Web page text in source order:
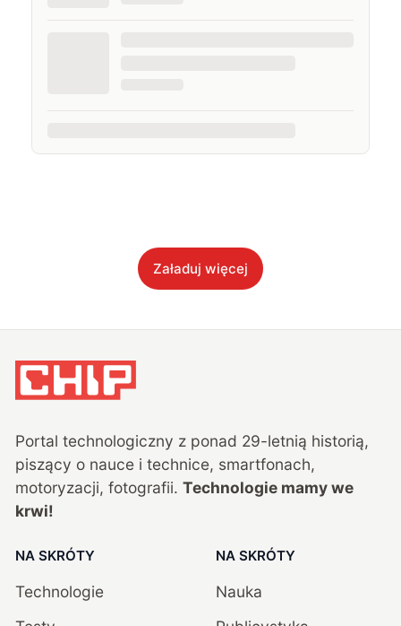
Załaduj więcej
Portal technologiczny z ponad 29-letnią historią,
piszący o nauce i technice, smartfonach,
motoryzacji, fotografii. Technologie mamy we
krwi!
NA SKRÓTY
Technologie
NA SKRÓTY
Nauka